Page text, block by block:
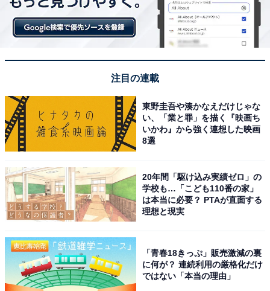
A post shared by 【公式】大河ドラマ「光る君へ」
1位にランクインしたのは、主演を務める吉高由里子さ
んです。後に源氏物語で名をはせることになる紫式部
（まひろ）役を演じています。
女性俳優が大河ドラマの主演を務めるのは、2017年放送
の『おんな城主 直虎』以来。吉高さんは2014年にNHK
連続テレビ小説『花子とアン』でも主人公を演じてお
り、大河と朝ドラの両方で主演を務めるのは史上4人目
の快挙です。
時代背景から、メイクはほとんどせず自然体で挑んでい
役作りを徹底するなど、プロ意識の高さが伺えます。
回答コメントでは「主演なだけあって本当に華があって
注目の連載
東野圭吾や湊かなえだけじゃな
い、「業と罪」を描く『映画ち
いかわ』から強く連想した映画
8選
20年間「駆け込み実績ゼロ」の
学校も…「こども110番の家」
は本当に必要？ PTAが直面する
理想と現実
「青春18きっぷ」販売激減の裏
に何が？ 連続利用の厳格化だけ
ではない「本当の理由」